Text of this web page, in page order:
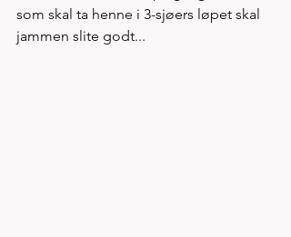
som skal ta henne i 3-sjøers løpet skal
jammen slite godt...